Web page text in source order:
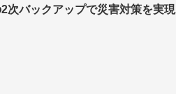
次バックアップで災害対策を実現